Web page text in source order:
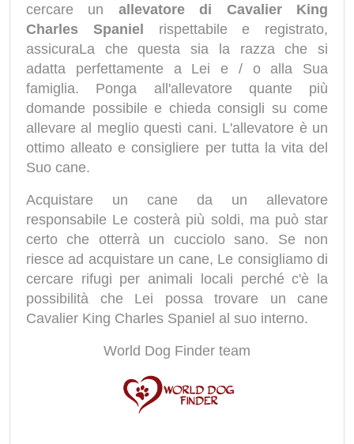
cercare un allevatore di Cavalier King
Charles Spaniel rispettabile e registrato,
assicuraLa che questa sia la razza che si
adatta perfettamente a Lei e / o alla Sua
famiglia. Ponga all'allevatore quante più
domande possibile e chieda consigli su come
allevare al meglio questi cani. L'allevatore è un
ottimo alleato e consigliere per tutta la vita del
Suo cane.
Acquistare un cane da un allevatore
responsabile Le costerà più soldi, ma può star
certo che otterrà un cucciolo sano. Se non
riesce ad acquistare un cane, Le consigliamo di
cercare rifugi per animali locali perché c'è la
possibilità che Lei possa trovare un cane
Cavalier King Charles Spaniel al suo interno.
World Dog Finder team